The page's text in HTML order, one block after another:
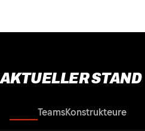
AKTUELLER STAND
TeamsKonstrukteure